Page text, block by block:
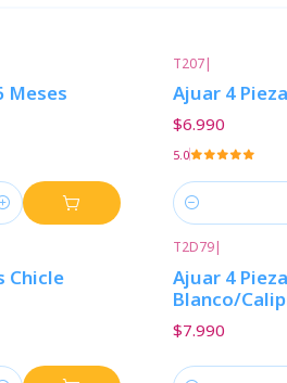
Meses
T207|
Ajuar 4
$6.990
5.0
Cantidad
Chicle
T2D79|
Ajuar 4
Blanco/
$7.990